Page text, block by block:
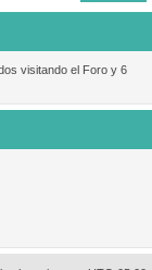
visitando el Foro y 6